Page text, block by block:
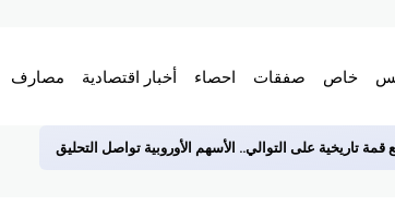
خاص صفقات احصاء أخبار اقتصادية مصارف
قمة تاريخية على التوالي.. الأسهم الأوروبية تواصل التحليق